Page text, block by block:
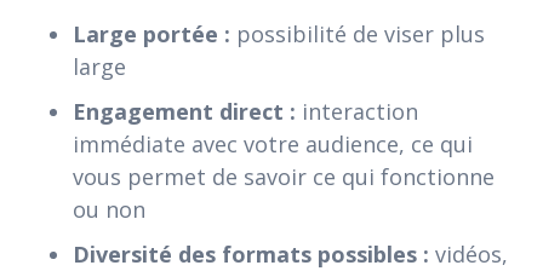
Large portée : possibilité de viser plus
large
Engagement direct : interaction
immédiate avec votre audience, ce qui
vous permet de savoir ce qui fonctionne
ou non
Diversité des formats possibles : vidéos,